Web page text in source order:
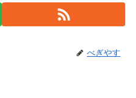
べぎやす